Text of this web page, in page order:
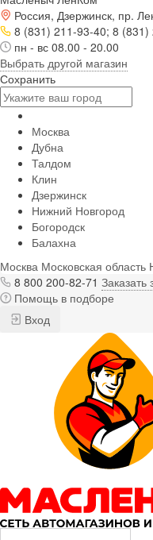
Россия, Дзержинск, пр.
8 (831) 211-93-40; 8 (831)
пн - вс 08.00 - 20.00
Выбрать другой магазин
Сохранить
Москва
Дубна
Талдом
Клин
Дзержинск
Нижний Новгород
Богородск
Балахна
Москва Московская область
8 800 200-82-71 Заказать
Помощь в подборе
Вход